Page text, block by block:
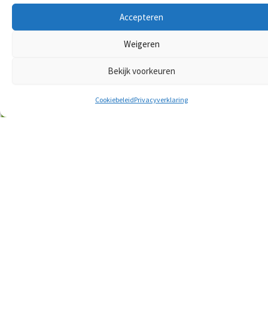
Accepteren
Weigeren
Bekijk voorkeuren
CookiebeleidPrivacyverklaring